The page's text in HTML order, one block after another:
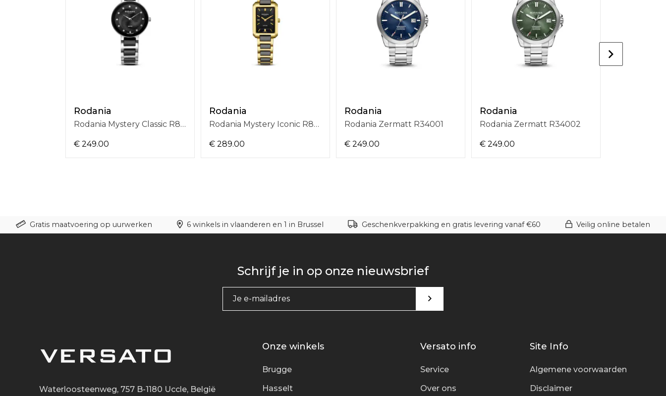
Rodania
Rodania Mystery Classic R85001
€ 249.00
Rodania
Rodania Mystery Iconic R85006
€ 289.00
Rodania
Rodania Zermatt R34001
€ 249.00
Rodania
Rodania Zermatt R34002
€ 249.00
Gratis maatvoering op uurwerken 6 winkels in vlaanderen en 1 in Brussel Geschenkverpakking en gratis levering vanaf €60 Veilig online betalen
Schrijf je in op onze nieuwsbrief
Waterloosteenweg, 757 B-1180 Uccle, België
Onze winkels
Brugge
Hasselt
Versato info
Service
Over ons
Site Info
Algemene voorwaarden
Disclaimer